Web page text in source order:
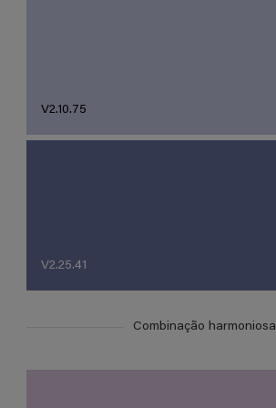
V2.10.75
V2.25.41
Combinação harmoniosa